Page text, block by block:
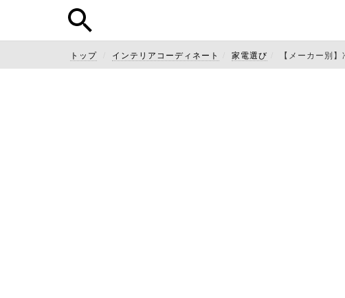
トップ インテリアコーディネート 家電選び 【メーカー別